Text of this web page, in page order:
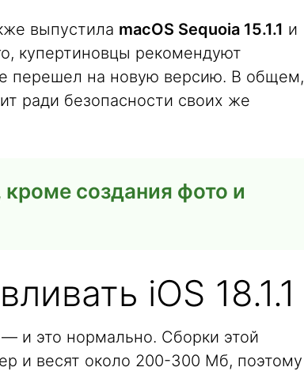
выпустила macOS Sequoia 15.1.1 и
купертиновцы рекомендуют
перешел на новую версию. В общем,
ради безопасности своих же
создания фото и
iOS 18.1.1
— и это нормально. Сборки этой
и весят около 200-300 Мб, поэтому